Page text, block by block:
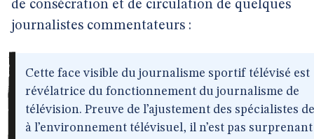
de consécration et de circulation de quelques
journalistes commentateurs :
Cette face visible du journalisme sportif télévisé est
révélatrice du fonctionnement du journalisme de
télévision. Preuve de l’ajustement des spécialistes
à l’environnement télévisuel, il n’est pas